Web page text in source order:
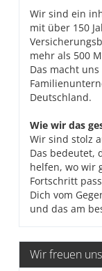
Wir sind ein
mit über 150
mehr als 500
Das macht
Deutschland.
Wie wir das
Wir sind stolz
Das bedeutet,
helfen, wo wir
Fortschritt
Dich vom
und das am
Wir freuen